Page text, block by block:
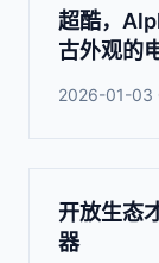
超酷，
古外观的
2026-01-03
开放生态
器